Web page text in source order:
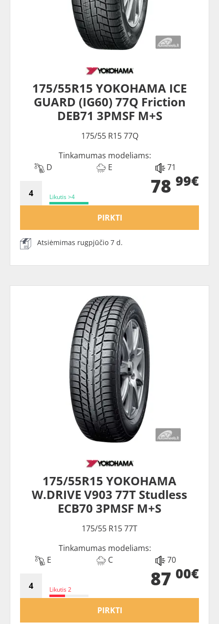
175/55R15 YOKOHAMA ICE
GUARD (IG60) 77Q Friction
DEB71 3PMSF M+S
175/55 R15 77Q
Tinkamumas modeliams:
D
E 71
Likutis >4 78 99€
PIRKTI
Atsiėmimas rugpjūčio 7 d.
175/55R15 YOKOHAMA
W.DRIVE V903 77T Studless
ECB70 3PMSF M+S
175/55 R15 77T
Tinkamumas modeliams:
E
C 70
Likutis 2 87 00€
PIRKTI